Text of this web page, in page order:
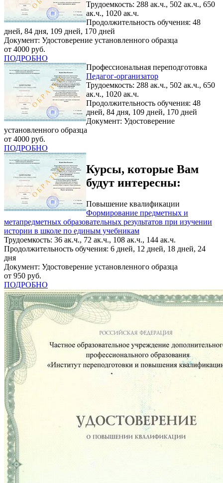
Трудоемкость: 288 ак.ч., 502 ак.ч., 650
ак.ч., 1020 ак.ч.
Продолжительность обучения: 48
дней, 84 дня, 109 дней, 170 дней
Документ: Удостоверение установленного образца
от 4000 руб.
ПОДРОБНО
Профессиональная переподготовка
Педагог-организатор
Трудоемкость: 288 ак.ч., 502 ак.ч., 650
ак.ч., 1020 ак.ч.
Продолжительность обучения: 48
дней, 84 дня, 109 дней, 170 дней
Документ: Удостоверение
установленного образца
от 4000 руб.
ПОДРОБНО
Курсы, которые Вам
будут интересны:
Повышение квалификации
Формирование предметных и
метапредметных образовательных результатов при изучении
истории в школе по единым учебникам
Трудоемкость: 36 ак.ч., 72 ак.ч., 108 ак.ч., 144 ак.ч.
Продолжительность обучения: 6 дней, 12 дней, 18 дней, 24
дня
Документ: Удостоверение установленного образца
от 950 руб.
ПОДРОБНО